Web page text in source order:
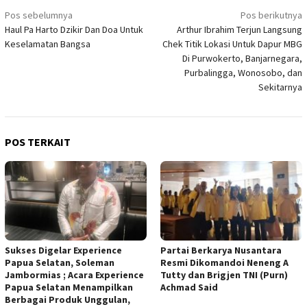
Navigasi
pos
Pos sebelumnya
Haul Pa Harto Dzikir Dan Doa Untuk
Keselamatan Bangsa
Pos berikutnya
Arthur Ibrahim Terjun Langsung
Chek Titik Lokasi Untuk Dapur MBG
Di Purwokerto, Banjarnegara,
Purbalingga, Wonosobo, dan
Sekitarnya
POS TERKAIT
Sukses Digelar Experience
Papua Selatan, Soleman
Jambormias ; Acara Experience
Papua Selatan Menampilkan
Berbagai Produk Unggulan,
Partai Berkarya Nusantara
Resmi Dikomandoi Neneng A
Tutty dan Brigjen TNI (Purn)
Achmad Said